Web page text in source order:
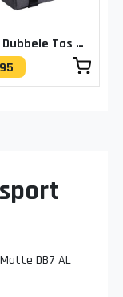
Canvas Dubbele Tas Grijs
DB7 AL